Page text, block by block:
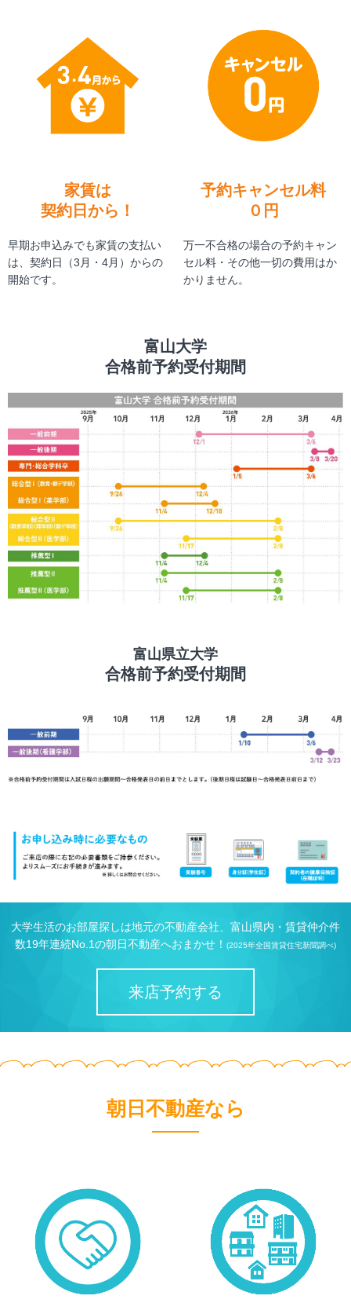
家賃は
契約日から！
早期お申込みでも家賃の支払い
は、契約日（3月・4月）からの
開始です。
予約キャンセル料
０円
万一不合格の場合の予約キャン
セル料・その他一切の費用はか
かりません。
富山大学
合格前予約受付期間
富山県立大学
合格前予約受付期間
大学生活のお部屋探しは地元の不動産会社、富山県内・賃貸仲介件
数19年連続No.1の朝日不動産へおまかせ！ (2025年全国賃貸住宅新聞調べ)
来店予約する
朝日不動産なら